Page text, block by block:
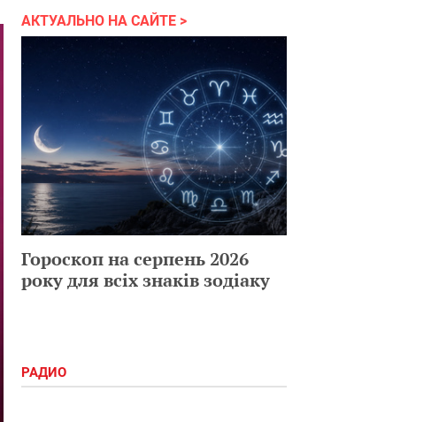
АКТУАЛЬНО НА САЙТЕ
Гороскоп на серпень 2026
року для всіх знаків зодіаку
РАДИО